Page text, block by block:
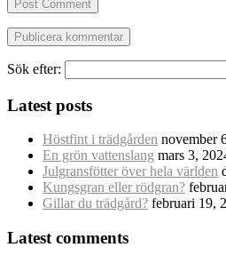
Post Comment
Sök efter:
Latest posts
Höstfint i trädgården november
En grön vattenslang mars 3,
Julgransfötter över hela världen
Kungsgran eller rödgran?
Gillar du trädgård? februari 19,
Latest comments